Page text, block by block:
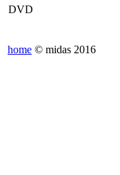
DVD
home © midas 2016